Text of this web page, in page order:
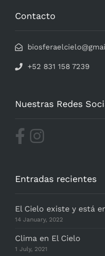
Contacto
+52 831 158 7239
Nuestras Redes
Entradas recientes
El Cielo existe y está
14 January, 2022
Clima en El Cielo
1 July, 2021